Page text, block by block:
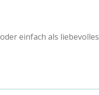
einfach als liebevolles